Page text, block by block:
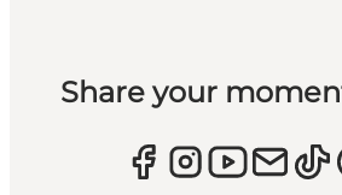
Share your